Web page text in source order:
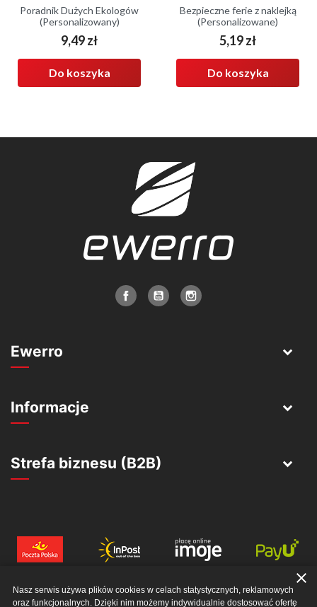
Poradnik Dużych Ekologów
(Personalizowany)
Cena
9,49 zł
Do koszyka
Bezpieczne ferie z naklejką
(Personalizowane)
Cena
5,19 zł
Do koszyka
Ewerro
Informacje
Strefa biznesu (B2B)
Nasz serwis używa plików cookies w celach statystycznych, reklamowych
oraz funkcjonalnych. Dzięki nim możemy indywidualnie dostosować ofertę
close